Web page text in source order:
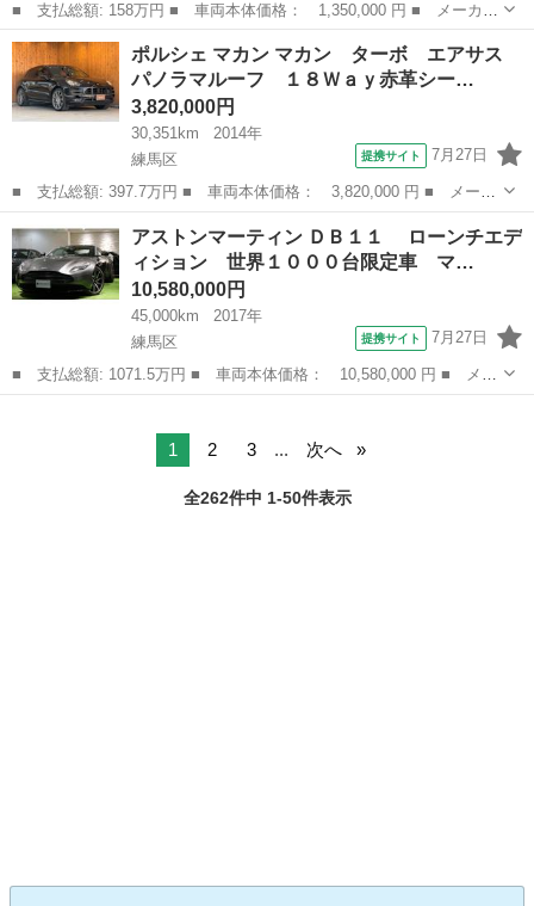
■ 支払総額: 158万円 ■ 車両本体価格： 1,350,000 円 ■ メーカー
名： ルノー ■ 車種名： トゥインゴ ■ グレード名： ルコック
スポルティフ 限定１５０台 ルコックスポルティフとのコラボの限
定車 専用...
東京 練馬区
ポルシェ マカン マカン ターボ エアサス
パノラマルーフ １８Ｗａｙ赤革シー…
3,820,000円
30,351km
2014年
練馬区
提携サイト 7月27日
■ 支払総額: 397.7万円 ■ 車両本体価格： 3,820,000 円 ■ メーカ
ー名： ポルシェ ■ 車種名： マカン ■ グレード名： マカン
ターボ エアサス パノラマルーフ １８Ｗａｙ赤革シート／ブラッ
クインテ...
東京 練馬区 その他
アストンマーティン ＤＢ１１ ローンチエデ
ィション 世界１０００台限定車 マ…
10,580,000円
45,000km
2017年
練馬区
提携サイト 7月27日
■ 支払総額: 1071.5万円 ■ 車両本体価格： 10,580,000 円 ■ メー
カー名： アストンマーティン ■ 車種名： ＤＢ１１ ■ グレード
1 2 3 ... 次へ
全262件中 1-50件表示